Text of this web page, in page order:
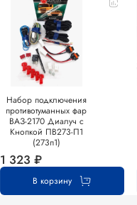
Набор подключения
противотуманных фар
ВАЗ-2170 Диалуч с
Кнопкой ПВ273-П1
(273п1)
1 323 ₽
В корзину